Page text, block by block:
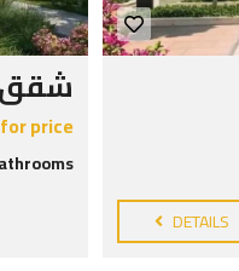
DETAILS
شقق
price